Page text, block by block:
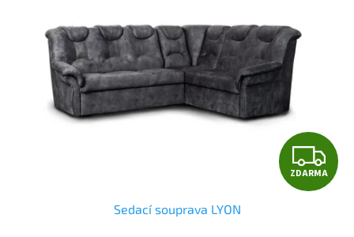
Z
D
ZDARMA
Sedací souprava LYON